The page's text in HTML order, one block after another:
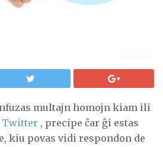
multajn homojn kiam ili
Twitter , precipe ĉar ĝi estas
kiu povas vidi respondon de